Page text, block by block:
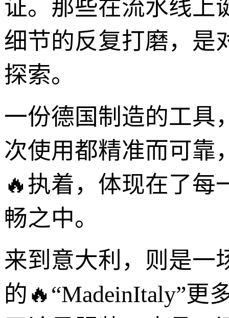
证。那些在流水线上
细节的反复打磨，是
探索。
一份德国制造的工具
次使用都精准而可靠
🔥执着，体现在了每
畅之中。
来到意大利，则是一
的🔥“MadeinItaly”更